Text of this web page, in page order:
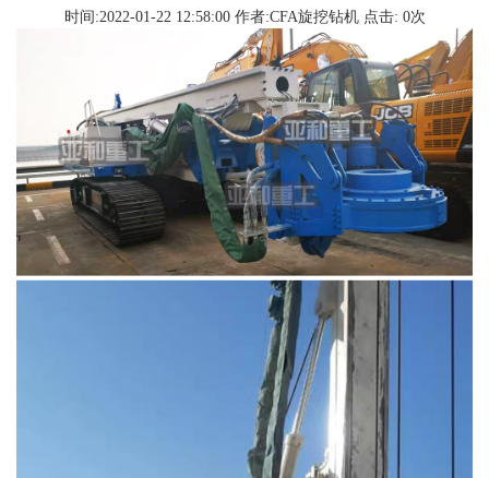
时间:2022-01-22 12:58:00 作者:CFA旋挖钻机 点击: 0次